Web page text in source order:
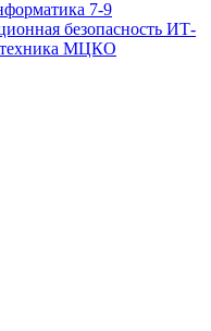
7-9
безопасность ИТ-
МЦКО